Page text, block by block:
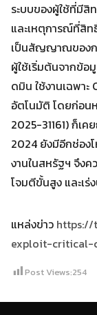
ระบบของผู้ใช้ที่มี
และเหตุการณ์ที่สิท
เป็นสัญญาณของกา
ผู้ใช้เริ่มต้นจากข้อ
ดมิน ใช้งานเฉพาะ
อัตโนมัติ โดยก่อน
2025-31161) ก็เค
2024 ยังมีอีกช่อง
งานในสหรัฐฯ จึงค
โจมตีขั้นสูง และเร่
แหล่งข่าว https://
exploit-critical-
Post Views:254